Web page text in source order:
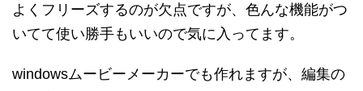
よくフリーズするのが欠点ですが、色んな機能がつ
いてて使い勝手もいいので気に入ってます。
windowsムービーメーカーでも作れますが、編集の